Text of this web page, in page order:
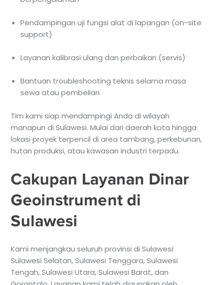
Pendampingan uji fungsi alat di lapangan (on-site
support)
Layanan kalibrasi ulang dan perbaikan (servis)
Bantuan troubleshooting teknis selama masa
sewa atau pembelian
Tim kami siap mendampingi Anda di wilayah
manapun di Sulawesi. Mulai dari daerah kota hingga
lokasi proyek terpencil di area tambang, perkebunan,
hutan produksi, atau kawasan industri terpadu.
Cakupan Layanan Dinar
Geoinstrument di
Sulawesi
Kami menjangkau seluruh provinsi di Sulawesi:
Sulawesi Selatan, Sulawesi Tenggara, Sulawesi
Tengah, Sulawesi Utara, Sulawesi Barat, dan